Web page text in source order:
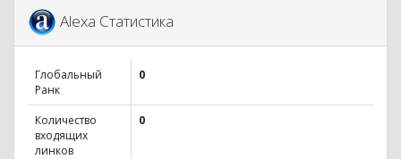
Alexa Статистика
Глобальный
Ранк
0
Количество
входящих
линков
0